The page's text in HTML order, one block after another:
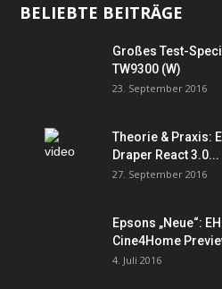
BELIEBTE BEITRÄGE
Großes Test-
TW9300 (W)
23. September 2016
Theorie & Praxis:
Draper React 3.0...
27. September 2016
Epsons „Neue“:
Cine4Home
4. Juli 2016